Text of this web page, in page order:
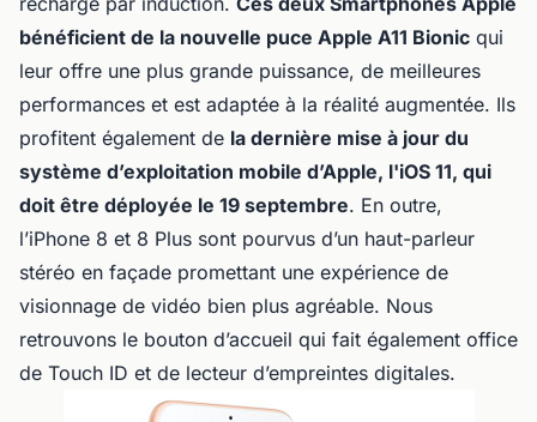
bénéficient de la nouvelle puce Apple A11 Bionic qui
leur offre une plus grande puissance, de meilleures
performances et est adaptée à la réalité augmentée. Ils
profitent également de la dernière mise à jour du
système d’exploitation mobile d’Apple, l'iOS 11, qui
doit être déployée le 19 septembre. En outre,
l’iPhone 8 et 8 Plus sont pourvus d’un haut-parleur
stéréo en façade promettant une expérience de
visionnage de vidéo bien plus agréable. Nous
retrouvons le bouton d’accueil qui fait également office
de Touch ID et de lecteur d’empreintes digitales.